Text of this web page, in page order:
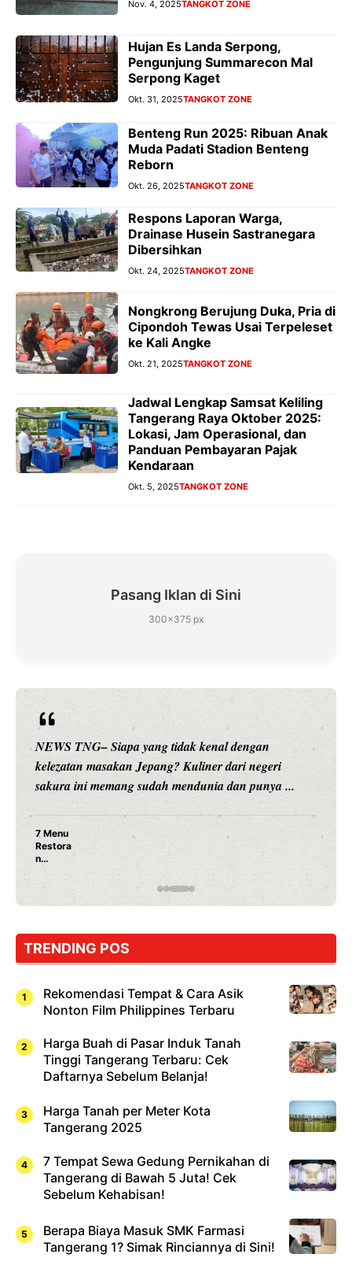
Nov. 4, 2025TANGKOT ZONE
Hujan Es Landa Serpong,
Pengunjung Summarecon Mal
Serpong Kaget
Okt. 31, 2025TANGKOT ZONE
Benteng Run 2025: Ribuan Anak
Muda Padati Stadion Benteng
Reborn
Okt. 26, 2025TANGKOT ZONE
Respons Laporan Warga,
Drainase Husein Sastranegara
Dibersihkan
Okt. 24, 2025TANGKOT ZONE
Nongkrong Berujung Duka, Pria di
Cipondoh Tewas Usai Terpeleset
ke Kali Angke
Okt. 21, 2025TANGKOT ZONE
Jadwal Lengkap Samsat Keliling
Tangerang Raya Oktober 2025:
Lokasi, Jam Operasional, dan
Panduan Pembayaran Pajak
Kendaraan
Okt. 5, 2025TANGKOT ZONE
Pasang Iklan di Sini
300×375 px
NEWS TNG– Siapa sangka, dua nama besar di dunia
hiburan, Nunung Srimulat dan Vicky Prasetyo, kini
merambah dunia kuliner dengan ...
Nunung Srimulat & Vicky Prasetyo Buka Restoran
Rahasia Mami Bikin Nagih!
TRENDING POS
Rekomendasi Tempat & Cara Asik
Nonton Film Philippines Terbaru
Harga Buah di Pasar Induk Tanah
Tinggi Tangerang Terbaru: Cek
Daftarnya Sebelum Belanja!
Harga Tanah per Meter Kota
Tangerang 2025
7 Tempat Sewa Gedung Pernikahan di
Tangerang di Bawah 5 Juta! Cek
Sebelum Kehabisan!
Berapa Biaya Masuk SMK Farmasi
Tangerang 1? Simak Rinciannya di Sini!